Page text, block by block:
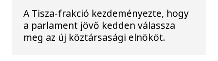
A Tisza-frakció kezdeményezte, hogy
a parlament jövő kedden válassza
meg az új köztársasági elnököt.